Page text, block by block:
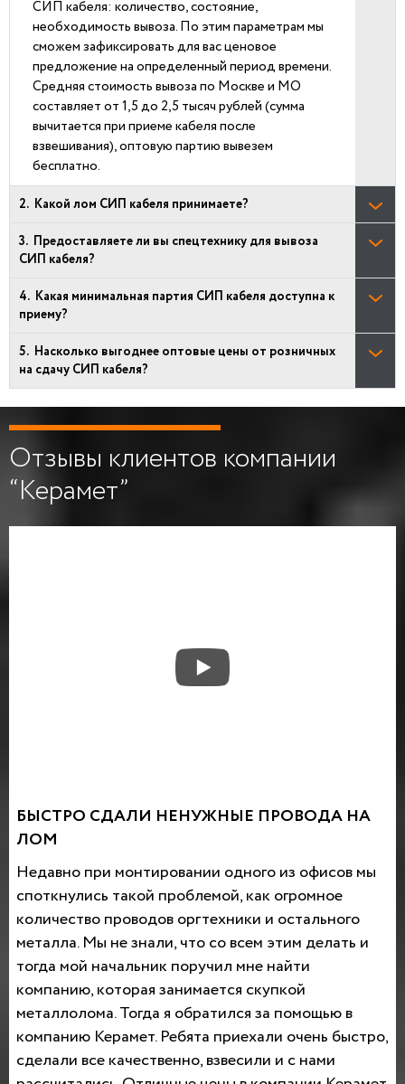
СИП кабеля: количество, состояние,
необходимость вывоза. По этим параметрам мы
сможем зафиксировать для вас ценовое
предложение на определенный период времени.
Средняя стоимость вывоза по Москве и МО
составляет от 1,5 до 2,5 тысяч рублей (сумма
вычитается при приеме кабеля после
взвешивания), оптовую партию вывезем
бесплатно.
Какой лом СИП кабеля принимаете?
Предоставляете ли вы спецтехнику для вывоза
СИП кабеля?
Какая минимальная партия СИП кабеля доступна к
приему?
Насколько выгоднее оптовые цены от розничных
на сдачу СИП кабеля?
Отзывы клиентов компании
“Керамет”
БЫСТРО СДАЛИ НЕНУЖНЫЕ ПРОВОДА НА
ЛОМ
Недавно при монтировании одного из офисов мы
споткнулись такой проблемой, как огромное
количество проводов оргтехники и остального
металла. Мы не знали, что со всем этим делать и
тогда мой начальник поручил мне найти
компанию, которая занимается скупкой
металлолома. Тогда я обратился за помощью в
компанию Керамет. Ребята приехали очень быстро,
сделали все качественно, взвесили и с нами